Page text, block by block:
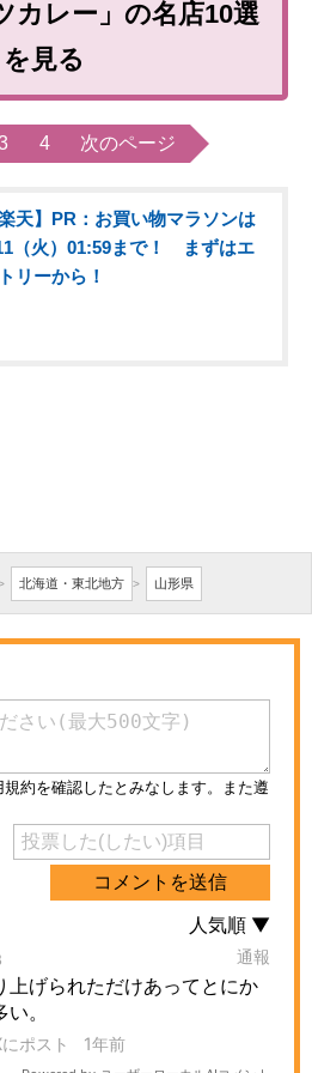
カレー」の名店10選
を見る
4 次のページ
楽天】PR：お買い物マラソンは
（火）01:59まで！ まずはエ
リーから！
北海道・東北地方 > 山形県